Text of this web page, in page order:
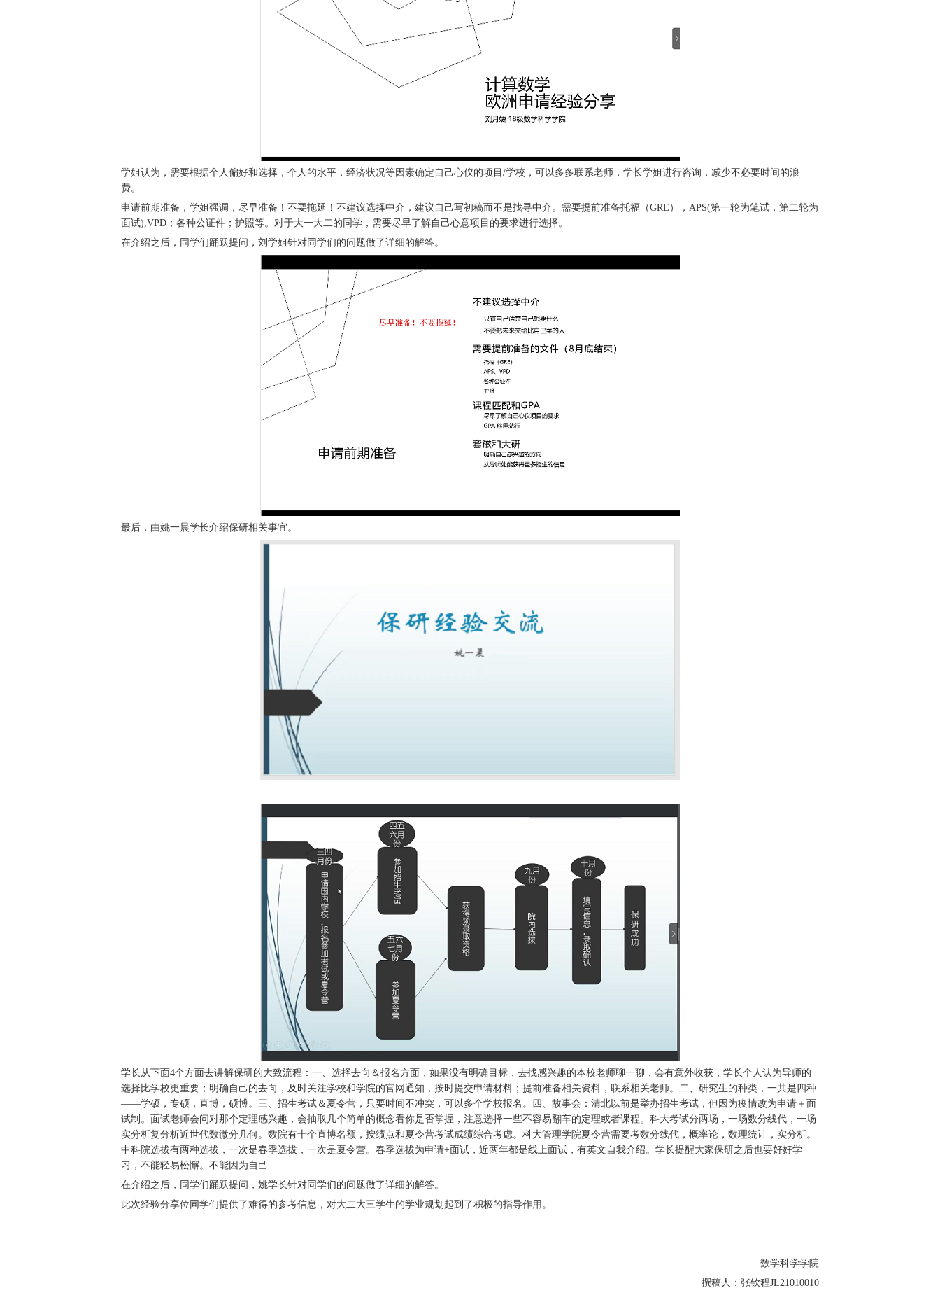
学姐认为，需要根据个人偏好和选择，个人的水平，经济状况等因素确定自己心仪的项目/学校，可以多多联系老师，学长学姐进行咨询，减少不必要时间的浪
费。
申请前期准备，学姐强调，尽早准备！不要拖延！不建议选择中介，建议自己写初稿而不是找寻中介。需要提前准备托福（GRE），APS(第一轮为笔试，第二轮为
面试),VPD；各种公证件；护照等。对于大一大二的同学，需要尽早了解自己心意项目的要求进行选择。
在介绍之后，同学们踊跃提问，刘学姐针对同学们的问题做了详细的解答。
最后，由姚一晨学长介绍保研相关事宜。
学长从下面4个方面去讲解保研的大致流程：一、选择去向＆报名方面，如果没有明确目标，去找感兴趣的本校老师聊一聊，会有意外收获，学长个人认为导师的
选择比学校更重要；明确自己的去向，及时关注学校和学院的官网通知，按时提交申请材料；提前准备相关资料，联系相关老师。二、研究生的种类，一共是四种
——学硕，专硕，直博，硕博。三、招生考试＆夏令营，只要时间不冲突，可以多个学校报名。四、故事会：清北以前是举办招生考试，但因为疫情改为申请＋面
试制。面试老师会问对那个定理感兴趣，会抽取几个简单的概念看你是否掌握，注意选择一些不容易翻车的定理或者课程。科大考试分两场，一场数分线代，一场
实分析复分析近世代数微分几何。数院有十个直博名额，按绩点和夏令营考试成绩综合考虑。科大管理学院夏令营需要考数分线代，概率论，数理统计，实分析。
中科院选拔有两种选拔，一次是春季选拔，一次是夏令营。春季选拔为申请+面试，近两年都是线上面试，有英文自我介绍。学长提醒大家保研之后也要好好学
习，不能轻易松懈。不能因为自己
在介绍之后，同学们踊跃提问，姚学长针对同学们的问题做了详细的解答。
此次经验分享位同学们提供了难得的参考信息，对大二大三学生的学业规划起到了积极的指导作用。
数学科学学院
撰稿人：张钦程JL21010010